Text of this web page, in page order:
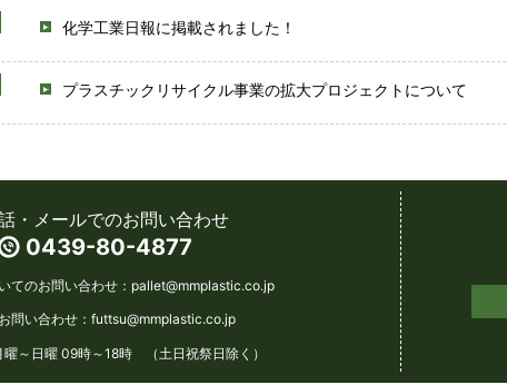
化学工業日報に掲載されました！
プラスチックリサイクル事業の拡大プロジェクトについて
・メールでのお問い合わせ
0439-80-4877
てのお問い合わせ： pallet@mmplastic.co.jp
問い合わせ： futtsu@mmplastic.co.jp
～日曜 09時～18時 （土日祝祭日除く）